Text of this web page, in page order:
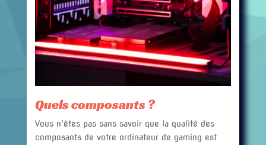
Quels composants ?
Vous n’êtes pas sans savoir que la qualité des
composants de votre ordinateur de gaming est